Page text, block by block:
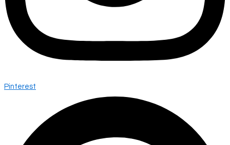
Pinterest